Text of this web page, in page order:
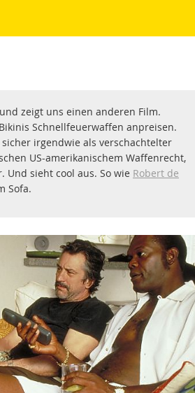
zeigt uns einen anderen Film.
Schnellfeuerwaffen anpreisen.
sicher irgendwie als verschachtelter
US-amerikanischem Waffenrecht,
Und sieht cool aus. So wie Robert de
Sofa.